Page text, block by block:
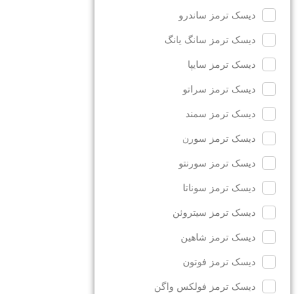
دیسک ترمز ساندرو
دیسک ترمز سانگ یانگ
دیسک ترمز سایپا
دیسک ترمز سراتو
دیسک ترمز سمند
دیسک ترمز سورن
دیسک ترمز سورنتو
دیسک ترمز سوناتا
دیسک ترمز سیتروئن
دیسک ترمز شاهین
دیسک ترمز فوتون
دیسک ترمز فولکس واگن